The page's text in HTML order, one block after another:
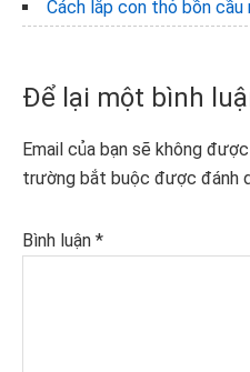
Cách lắp con thỏ bồn cầu
Reader
Interactions
Để lại một bình
Email của bạn sẽ không
trường bắt buộc được đánh
Bình luận *